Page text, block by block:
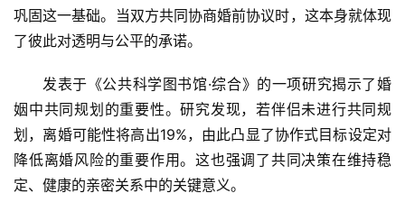
巩固这一基础。当双方共同协商婚前协议时，这本身就体现
了彼此对透明与公平的承诺。
发表于《公共科学图书馆·综合》的一项研究揭示了婚
姻中共同规划的重要性。研究发现，若伴侣未进行共同规
划，离婚可能性将高出19%，由此凸显了协作式目标设定对
降低离婚风险的重要作用。这也强调了共同决策在维持稳
定、健康的亲密关系中的关键意义。